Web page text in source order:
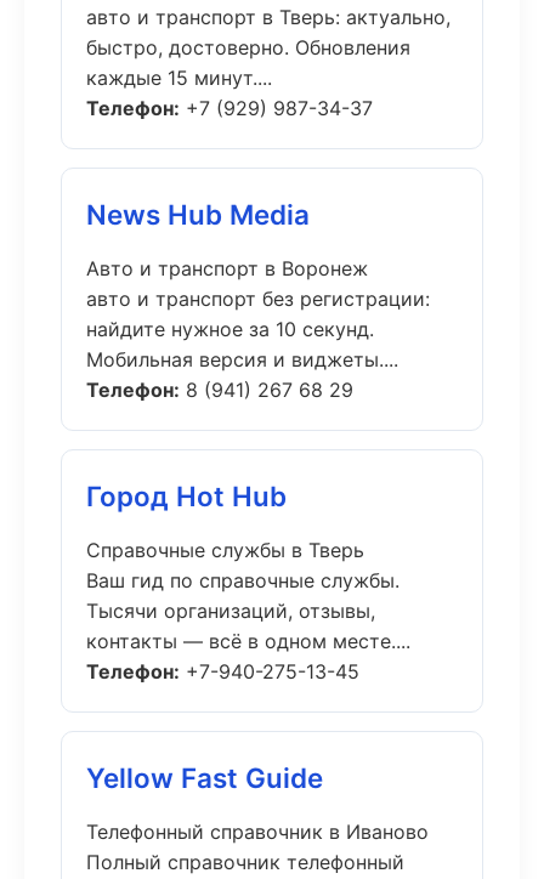
авто и транспорт в Тверь: актуально,
быстро, достоверно. Обновления
каждые 15 минут....
Телефон: +7 (929) 987-34-37
News Hub Media
Авто и транспорт в Воронеж
авто и транспорт без регистрации:
найдите нужное за 10 секунд.
Мобильная версия и виджеты....
Телефон: 8 (941) 267 68 29
Город Hot Hub
Справочные службы в Тверь
Ваш гид по справочные службы.
Тысячи организаций, отзывы,
контакты — всё в одном месте....
Телефон: +7-940-275-13-45
Yellow Fast Guide
Телефонный справочник в Иваново
Полный справочник телефонный